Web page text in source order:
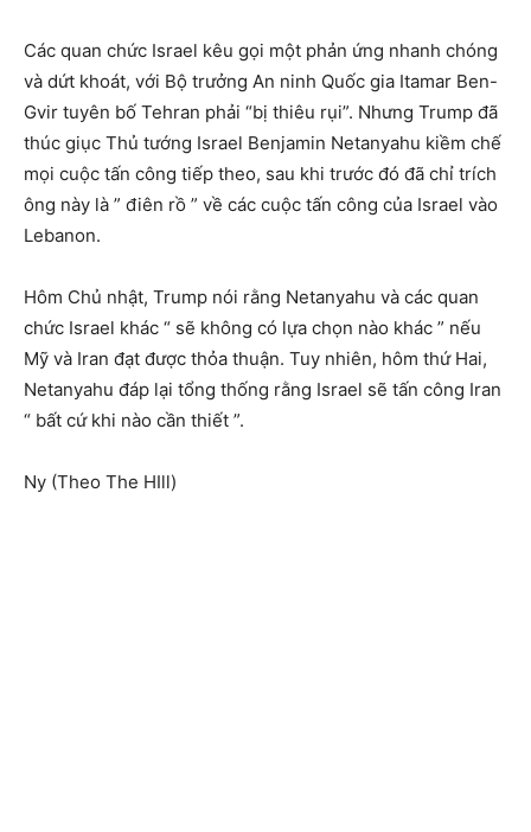
Các quan chức Israel kêu gọi một phản ứng nhanh chóng
và dứt khoát, với Bộ trưởng An ninh Quốc gia Itamar Ben-
Gvir tuyên bố Tehran phải “bị thiêu rụi”. Nhưng Trump đã
thúc giục Thủ tướng Israel Benjamin Netanyahu kiềm chế
mọi cuộc tấn công tiếp theo, sau khi trước đó đã chỉ trích
ông này là ” điên rồ ” về các cuộc tấn công của Israel vào
Lebanon.
Hôm Chủ nhật, Trump nói rằng Netanyahu và các quan
chức Israel khác “ sẽ không có lựa chọn nào khác ” nếu
Mỹ và Iran đạt được thỏa thuận. Tuy nhiên, hôm thứ Hai,
Netanyahu đáp lại tổng thống rằng Israel sẽ tấn công Iran
“ bất cứ khi nào cần thiết ”.
Ny (Theo The HIll)